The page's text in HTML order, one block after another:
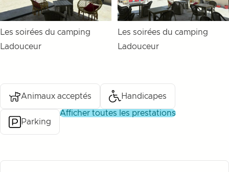
Les soirées du camping
Ladouceur
Les soirées du camping
Ladouceur
Animaux acceptés Handicapes
Parking
afficher toutes les prestations